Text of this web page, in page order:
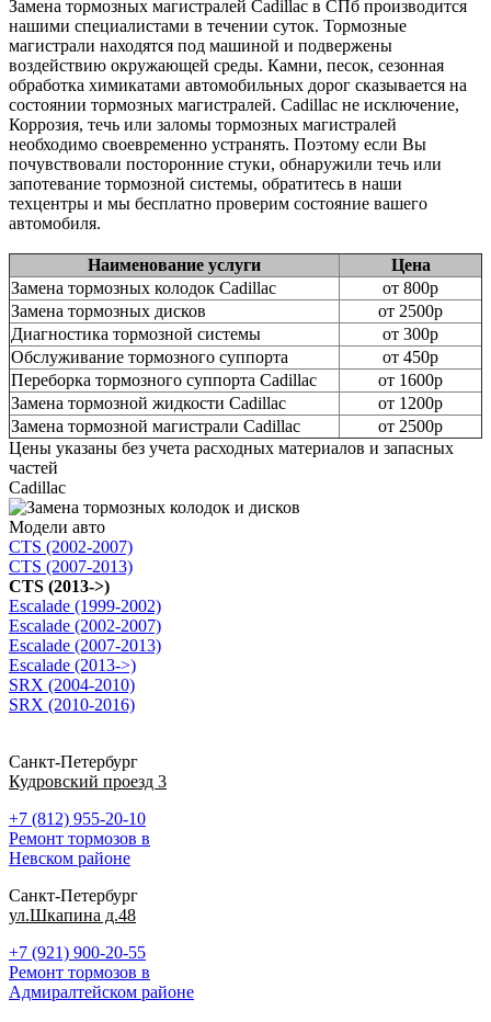
Замена тормозных магистралей Cadillac в СПб производится
нашими специалистами в течении суток. Тормозные
магистрали находятся под машиной и подвержены
воздействию окружающей среды. Камни, песок, сезонная
обработка химикатами автомобильных дорог сказывается на
состоянии тормозных магистралей. Cadillac не исключение,
Коррозия, течь или заломы тормозных магистралей
необходимо своевременно устранять. Поэтому если Вы
почувствовали посторонние стуки, обнаружили течь или
запотевание тормозной системы, обратитесь в наши
техцентры и мы бесплатно проверим состояние вашего
автомобиля.
Наименование услуги
Цена
Замена тормозных колодок Cadillac
от 800р
Замена тормозных дисков
от 2500р
Диагностика тормозной системы
от 300р
Обслуживание тормозного суппорта
от 450р
Переборка тормозного суппорта Cadillac
от 1600р
Замена тормозной жидкости Cadillac
от 1200р
Замена тормозной магистрали Cadillac
от 2500р
Цены указаны без учета расходных материалов и запасных
частей
Cadillac
Модели авто
CTS (2002-2007)
CTS (2007-2013)
CTS (2013->)
Escalade (1999-2002)
Escalade (2002-2007)
Escalade (2007-2013)
Escalade (2013->)
SRX (2004-2010)
SRX (2010-2016)
Санкт-Петербург
Кудровский проезд 3
+7 (812) 955-20-10
Ремонт тормозов в
Невском районе
Санкт-Петербург
ул.Шкапина д.48
+7 (921) 900-20-55
Ремонт тормозов в
Адмиралтейском районе